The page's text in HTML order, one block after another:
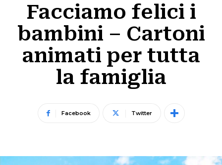
Facciamo felici i
bambini – Cartoni
animati per tutta
la famiglia
Facebook Twitter